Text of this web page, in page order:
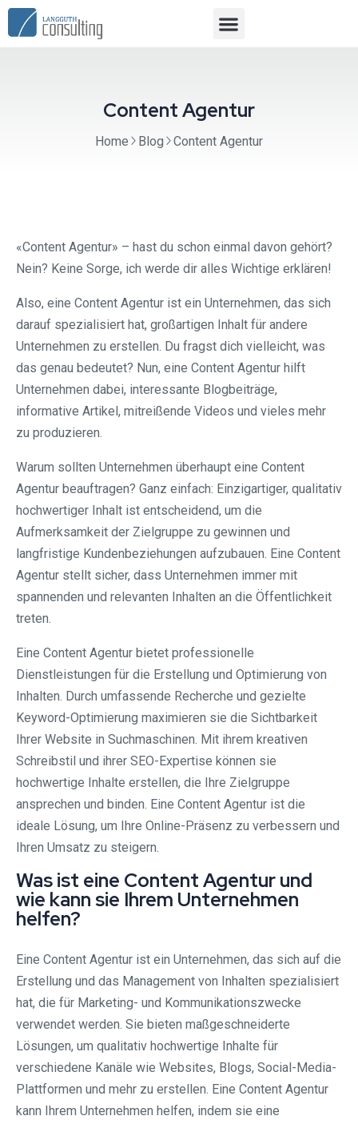
Content Agentur
Home Blog Content Agentur
«Content Agentur» – hast du schon einmal davon gehört?
Nein? Keine Sorge, ich werde dir alles Wichtige erklären!
Also, eine Content Agentur ist ein Unternehmen, das sich
darauf spezialisiert hat, großartigen Inhalt für andere
Unternehmen zu erstellen. Du fragst dich vielleicht, was
das genau bedeutet? Nun, eine Content Agentur hilft
Unternehmen dabei, interessante Blogbeiträge,
informative Artikel, mitreißende Videos und vieles mehr
zu produzieren.
Warum sollten Unternehmen überhaupt eine Content
Agentur beauftragen? Ganz einfach: Einzigartiger, qualitativ
hochwertiger Inhalt ist entscheidend, um die
Aufmerksamkeit der Zielgruppe zu gewinnen und
langfristige Kundenbeziehungen aufzubauen. Eine Content
Agentur stellt sicher, dass Unternehmen immer mit
spannenden und relevanten Inhalten an die Öffentlichkeit
treten.
Eine Content Agentur bietet professionelle
Dienstleistungen für die Erstellung und Optimierung von
Inhalten. Durch umfassende Recherche und gezielte
Keyword-Optimierung maximieren sie die Sichtbarkeit
Ihrer Website in Suchmaschinen. Mit ihrem kreativen
Schreibstil und ihrer SEO-Expertise können sie
hochwertige Inhalte erstellen, die Ihre Zielgruppe
ansprechen und binden. Eine Content Agentur ist die
ideale Lösung, um Ihre Online-Präsenz zu verbessern und
Ihren Umsatz zu steigern.
Was ist eine Content Agentur und
wie kann sie Ihrem Unternehmen
helfen?
Eine Content Agentur ist ein Unternehmen, das sich auf die
Erstellung und das Management von Inhalten spezialisiert
hat, die für Marketing- und Kommunikationszwecke
verwendet werden. Sie bieten maßgeschneiderte
Lösungen, um qualitativ hochwertige Inhalte für
verschiedene Kanäle wie Websites, Blogs, Social-Media-
Plattformen und mehr zu erstellen. Eine Content Agentur
kann Ihrem Unternehmen helfen, indem sie eine